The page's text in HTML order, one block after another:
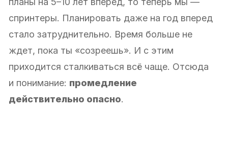
спринтеры. Планировать даже на год вперед
стало затруднительно. Время больше не
ждет, пока ты «созреешь». И с этим
приходится сталкиваться всё чаще. Отсюда
и понимание: промедление
действительно опасно.